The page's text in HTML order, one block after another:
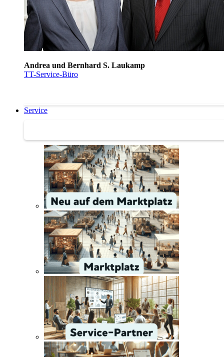
Andrea und Bernhard S. Laukamp
TT-Service-Büro
Service